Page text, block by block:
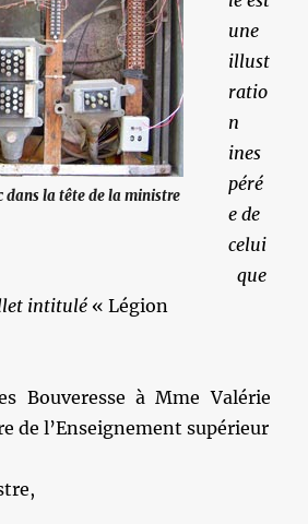
dans la tête de la ministre
une
illust
ratio
n
ines
péré
e de
celui
que
intitulé « Légion
Bouveresse à Mme Valérie
de l’Enseignement supérieur